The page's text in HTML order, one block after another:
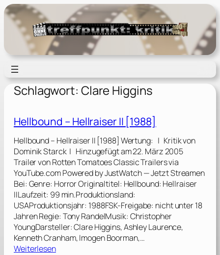
Zum
Inhalt
springen
Schlagwort: Clare Higgins
Hellbound – Hellraiser II [1988]
Hellbound – Hellraiser II [1988] Wertung: | Kritik von
Dominik Starck | Hinzugefügt am 22. März 2005
Trailer von Rotten Tomatoes Classic Trailers via
YouTube.com Powered by JustWatch — Jetzt Streamen
Bei: Genre: Horror Originaltitel: Hellbound: Hellraiser
IILaufzeit: 99 min.Produktionsland:
USAProduktionsjahr: 1988FSK-Freigabe: nicht unter 18
Jahren Regie: Tony RandelMusik: Christopher
YoungDarsteller: Clare Higgins, Ashley Laurence,
Kenneth Cranham, Imogen Boorman,…
Weiterlesen: